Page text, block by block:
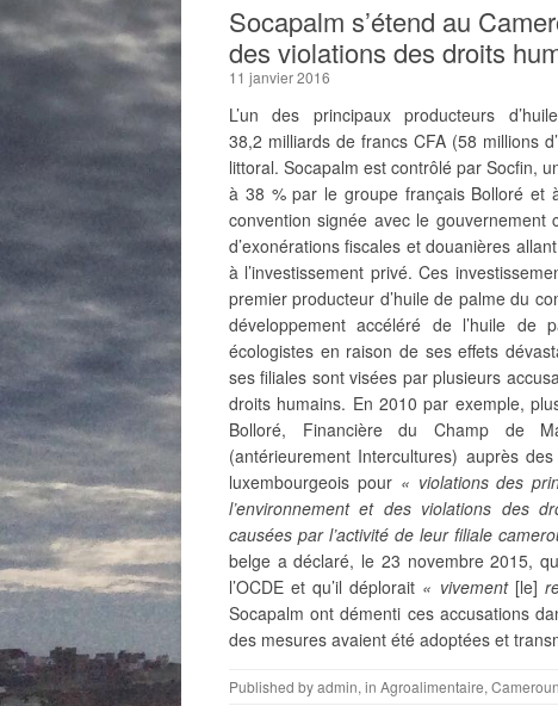
Socapalm s’étend au
des violations des droits
11 janvier 2016
L’un des principaux producteurs
38,2 milliards de francs CFA (58 millions
littoral. Socapalm est contrôlé par Socfin,
à 38 % par le groupe français Bolloré et
convention signée avec le gouvernement
d’exonérations fiscales et douanières
à l’investissement privé. Ces
premier producteur d’huile de palme du
développement accéléré de l’huile
écologistes en raison de ses effets
ses filiales sont visées par plusieurs
droits humains. En 2010 par exemple,
Bolloré, Financière du Champ de
(antérieurement Intercultures) auprès
luxembourgeois pour « violations des
l’environnement et des violations des
causées par l’activité de leur filiale
belge a déclaré, le 23 novembre 2015,
l’OCDE et qu’il déplorait « vivement [le]
Socapalm ont démenti ces accusations
des mesures avaient été adoptées et
Published byadmin, in Agroalimentaire, Cameroun